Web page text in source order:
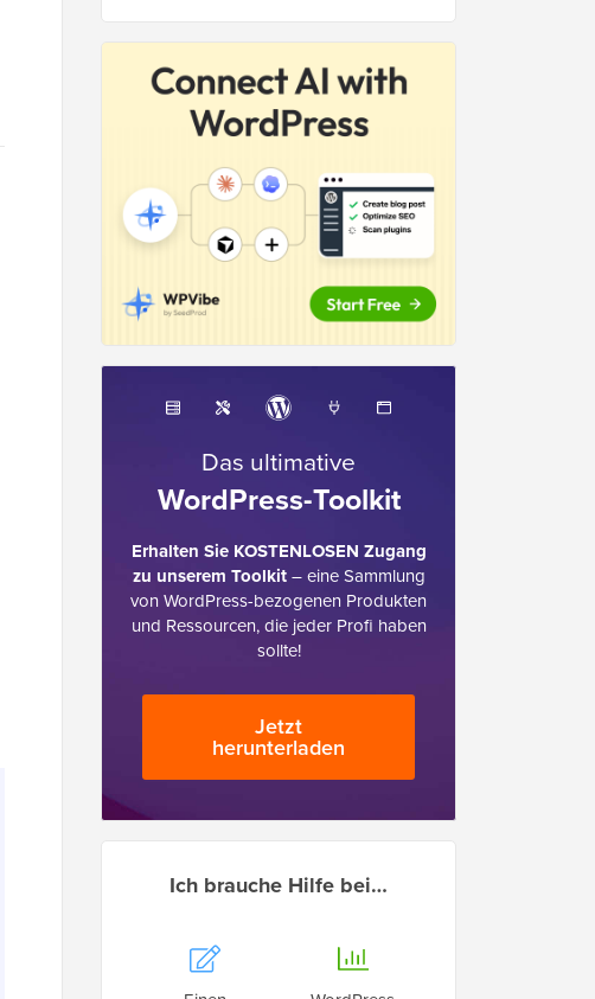
Das ultimative
WordPress-Toolkit
Erhalten Sie KOSTENLOSEN Zugang
zu unserem Toolkit– eine Sammlung
von WordPress-bezogenen Produkten
und Ressourcen, die jeder Profi haben
sollte!
Jetzt
herunterladen
Ich brauche Hilfe bei…